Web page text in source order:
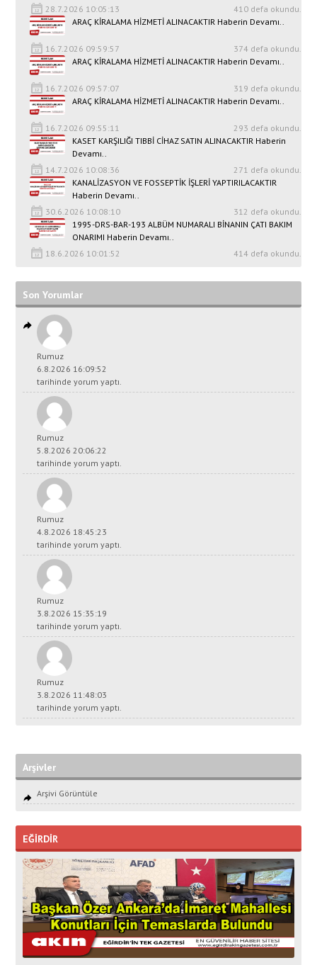
28.7.2026 10:05:13
410 defa okundu.
ARAÇ KİRALAMA HİZMETİ ALINACAKTIR Haberin Devamı..
16.7.2026 09:59:57
374 defa okundu.
ARAÇ KİRALAMA HİZMETİ ALINACAKTIR Haberin Devamı..
16.7.2026 09:57:07
319 defa okundu.
ARAÇ KİRALAMA HİZMETİ ALINACAKTIR Haberin Devamı..
16.7.2026 09:55:11
293 defa okundu.
KASET KARŞILIĞI TIBBİ CİHAZ SATIN ALINACAKTIR Haberin
Devamı..
14.7.2026 10:08:36
271 defa okundu.
KANALİZASYON VE FOSSEPTİK İŞLERİ YAPTIRILACAKTIR
Haberin Devamı..
30.6.2026 10:08:10
312 defa okundu.
1995-DRS-BAR-193 ALBÜM NUMARALI BİNANIN ÇATI BAKIM
ONARIMI Haberin Devamı..
18.6.2026 10:01:52
414 defa okundu.
Son Yorumlar
Rumuz
6.8.2026 16:09:52
tarihinde yorum yaptı.
Rumuz
5.8.2026 20:06:22
tarihinde yorum yaptı.
Rumuz
4.8.2026 18:45:23
tarihinde yorum yaptı.
Rumuz
3.8.2026 15:35:19
tarihinde yorum yaptı.
Rumuz
3.8.2026 11:48:03
tarihinde yorum yaptı.
Arşivler
Arşivi Görüntüle
EĞİRDİR